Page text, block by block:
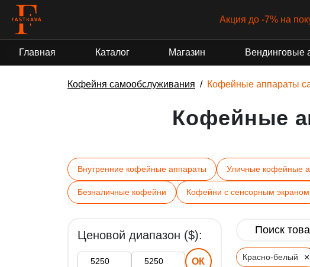
Акция до -7% на
Главная Каталог Магазин Вендинговые
Кофейня самообслуживания Кофейные аппараты
Кофейные
Внутренние кофейные аппараты Уличные кофейные
Безналичные кофейни Кофейни с сенсорным экраном
Ценовой диапазон ($):
ОК Красно-белый ×